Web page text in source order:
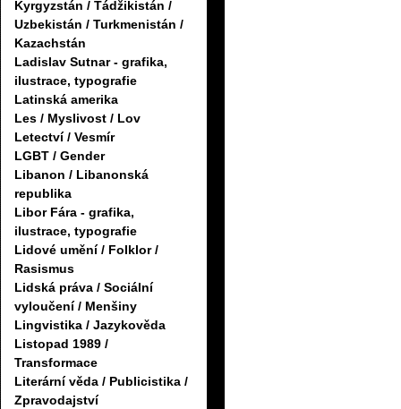
Kyrgyzstán / Tádžikistán /
Uzbekistán / Turkmenistán /
Kazachstán
Ladislav Sutnar - grafika,
ilustrace, typografie
Latinská amerika
Les / Myslivost / Lov
Letectví / Vesmír
LGBT / Gender
Libanon / Libanonská
republika
Libor Fára - grafika,
ilustrace, typografie
Lidové umění / Folklor /
Rasismus
Lidská práva / Sociální
vyloučení / Menšiny
Lingvistika / Jazykověda
Listopad 1989 /
Transformace
Literární věda / Publicistika /
Zpravodajství